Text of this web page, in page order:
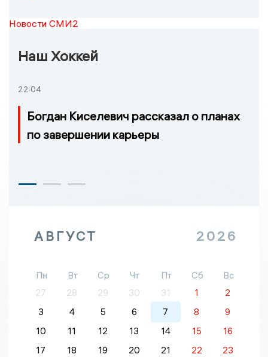
Новости СМИ2
Наш Хоккей
22:04
Богдан Киселевич рассказал о планах
по завершении карьеры
АВГУСТ 2026
Пн Вт Ср Чт Пт Сб
Вс
27
28 29 30 31 1
2
3
4 5 6 7 8
9
10
11 12 13 14 15
16
17
18 19 20 21 22 23